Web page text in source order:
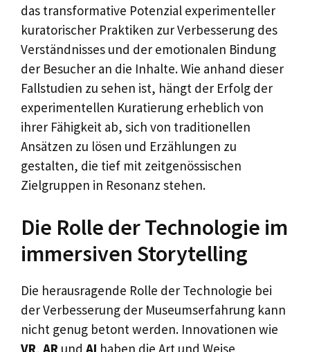
das transformative Potenzial experimenteller
kuratorischer Praktiken zur Verbesserung des
Verständnisses und der emotionalen Bindung
der Besucher an die Inhalte. Wie anhand dieser
Fallstudien zu sehen ist, hängt der Erfolg der
experimentellen Kuratierung erheblich von
ihrer Fähigkeit ab, sich von traditionellen
Ansätzen zu lösen und Erzählungen zu
gestalten, die tief mit zeitgenössischen
Zielgruppen in Resonanz stehen.
Die Rolle der Technologie im
immersiven Storytelling
Die herausragende Rolle der Technologie bei
der Verbesserung der Museumserfahrung kann
nicht genug betont werden. Innovationen wie